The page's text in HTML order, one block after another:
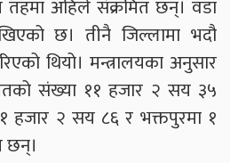
तहमा अहिले संक्रमित छन्। वडा
छ। तीनै जिल्लामा भदौ
थियो। मन्त्रालयका अनुसार
संख्या ११ हजार २ सय ३५
हजार २ सय ८६ र भक्तपुरमा १
छन्।